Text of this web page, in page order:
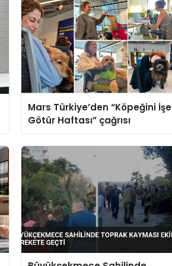
Mars Türkiye’den “Köpeğini İşe
Götür Haftası” çağrısı